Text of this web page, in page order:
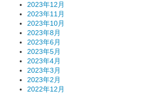
2023年12月
2023年11月
2023年10月
2023年8月
2023年6月
2023年5月
2023年4月
2023年3月
2023年2月
2022年12月